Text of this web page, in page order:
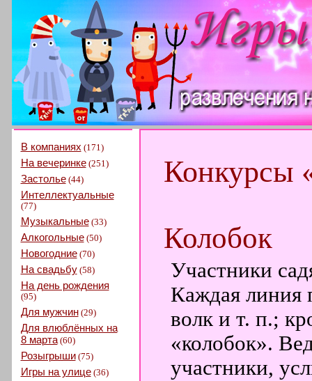
В компаниях (171)
На вечеринке(251)
Застолье(44)
Интеллектуальные
(77)
Музыкальные(33)
Алкогольные(50)
Новогодние(70)
На свадьбу(58)
На день рождения
(95)
Для мужчин(29)
Для влюблённых на
8 марта(60)
Розыгрыши(75)
Игры на улице(36)
Конкурсы
Колобок
Участники
Каждая линия
волк и т. п.;
«колобок».
участники,